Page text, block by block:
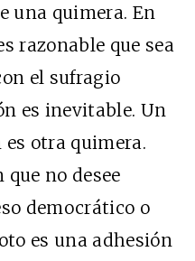
una quimera. En
razonable que sea
el sufragio
es inevitable. Un
otra quimera.
no desee
democrático o
es una adhesión